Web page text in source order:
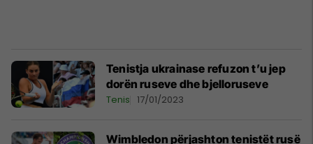
Tenistja ukrainase refuzon t’u jep
dorën ruseve dhe bjelloruseve
Tenis 17/01/2023
Wimbledon përjashton tenistët rusë